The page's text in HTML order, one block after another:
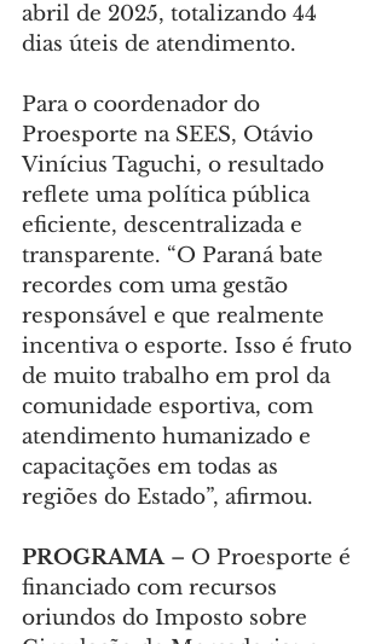
abril de 2025, totalizando 44
dias úteis de atendimento.
Para o coordenador do
Proesporte na SEES, Otávio
Vinícius Taguchi, o resultado
reflete uma política pública
eficiente, descentralizada e
transparente. “O Paraná bate
recordes com uma gestão
responsável e que realmente
incentiva o esporte. Isso é fruto
de muito trabalho em prol da
comunidade esportiva, com
atendimento humanizado e
capacitações em todas as
regiões do Estado”, afirmou.
PROGRAMA – O Proesporte é
financiado com recursos
oriundos do Imposto sobre